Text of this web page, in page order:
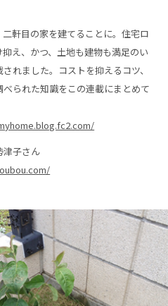
軒目の家を建てることに。住宅ロ
え、かつ、土地も建物も満足のい
れました。コストを抑えるコツ、
られた知識をこの連載にまとめて
津子さん